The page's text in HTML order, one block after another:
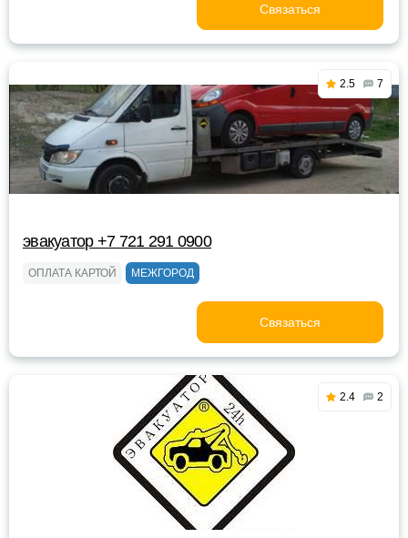
Связаться
2.5 7
эвакуатор +7 721 291 0900
ОПЛАТА КАРТОЙ МЕЖГОРОД
Связаться
2.4 2